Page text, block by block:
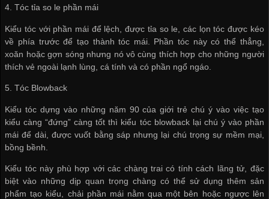
4. Tóc tỉa so le phần mái
Kiểu tóc với phần mái để lệch, được tỉa so le, các lọn tóc được kéo
về phía trước để tạo thành tóc mái. Phần tóc này có thể thẳng,
xoăn hoặc gợn sóng nhưng nó vô cùng thích hợp cho những người
thích vẻ ngoài lạnh lùng, cá tính và có phần ngổ ngáo.
5. Tóc Blowback
Kiểu tóc dựng vào những năm 90 của giới trẻ chú ý vào việc tạo
kiểu càng “đứng” càng tốt thì kiểu tóc blowback lại chú ý vào phần
mái để dài, được vuốt bằng sáp nhưng lại chú trọng sự mềm mại,
bồng bềnh.
Kiểu tóc này phù hợp với các chàng trai có tính cách lãng tử, đặc
biệt vào những dịp quan trọng chàng có thể sử dụng thêm sản
phẩm tạo kiểu, chải phần mái nằm qua một bên hoặc ngược lên